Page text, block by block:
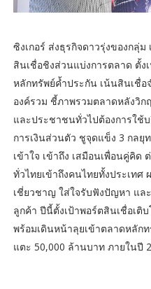
ซิงเกอร์ ส่งธุรกิจดาวรุ่งของกลุ่
สินเชื่อชิงส่วนแบ่งการตลาด ตั้
หลักทรัพย์ค้ำประกัน เน้นสินเชื่อ
องค์รวม ชี้ภาพรวมตลาดหลังวิก
และประชาชนทั่วไปต้องการใช้
การเงินส่วนตัว ชูจุดแข็ง 3 กลยุ
เข้าใจ เข้าถึง เสมือนเพื่อนคู่คิด
ทั่วไทยเข้าถึงคนไทยทั้งประเท
เชี่ยวชาญ ใส่ใจรับฟังปัญหา แล
ลูกค้า ปีนี้ตั้งเป้าพอร์ตสินเชื่อเติ
พร้อมเดินหน้าลุยเข้าตลาดหลัก
แตะ 50,000 ล้านบาท ภายในปี